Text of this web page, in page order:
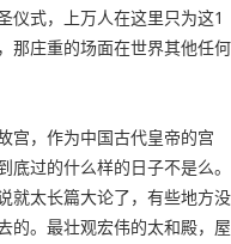
仪式，上万人在这里只为这1
那庄重的场面在世界其他任何
宫，作为中国古代皇帝的宫
过的什么样的日子不是么。
就太长篇大论了，有些地方没
的。最壮观宏伟的太和殿，屋